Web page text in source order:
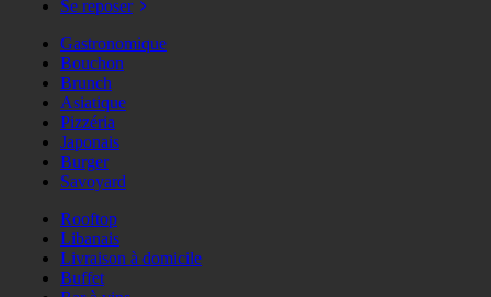
Se reposer
Gastronomique
Bouchon
Brunch
Asiatique
Pizzéria
Japonais
Burger
Savoyard
Rooftop
Libanais
Livraison à domicile
Buffet